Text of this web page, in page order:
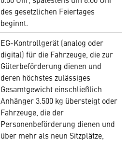
des gesetzlichen Feiertages
beginnt.
EG-Kontrollgerät (analog oder
digital) für die Fahrzeuge, die zur
Güterbeförderung dienen und
deren höchstes zulässiges
Gesamtgewicht einschließlich
Anhänger 3.500 kg übersteigt oder
Fahrzeuge, die der
Personenbeförderung dienen und
über mehr als neun Sitzplätze,